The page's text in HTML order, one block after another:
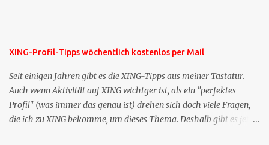
XING-Profil-Tipps wöchentlich kostenlos per Mail
Seit einigen Jahren gibt es die XING-Tipps aus meiner Tastatur.
Auch wenn Aktivität auf XING wichtger ist, als ein "perfektes
Profil" (was immer das genau ist) drehen sich doch viele Fragen,
die ich zu XING bekomme, um dieses Thema. Deshalb gibt es jetzt